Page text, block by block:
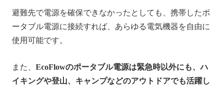
避難先で電源を確保できなかったとしても、携帯したポ
ータブル電源に接続すれば、あらゆる電気機器を自由に
使用可能です。
また、 EcoFlowのポータブル電源は緊急時以外にも、ハ
イキングや登山、キャンプなどのアウトドアでも活躍し